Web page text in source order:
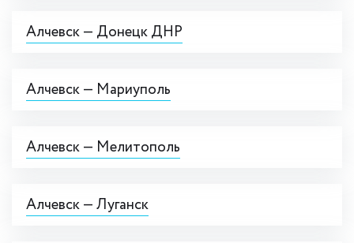
Алчевск — Донецк ДНР
Алчевск — Мариуполь
Алчевск — Мелитополь
Алчевск — Луганск